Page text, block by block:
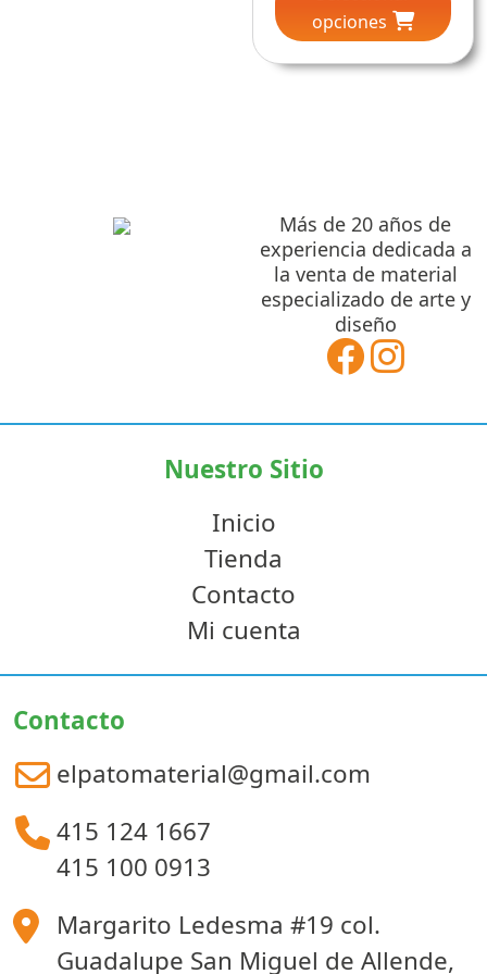
opciones
en
la
de
Más de 20 años de
experiencia dedicada a
la venta de material
especializado de arte y
diseño
Nuestro Sitio
Inicio
Tienda
Contacto
Mi cuenta
Contacto
elpatomaterial@gmail.com
415 124 1667
415 100 0913
Margarito Ledesma #19 col.
Guadalupe San Miguel de Allende,